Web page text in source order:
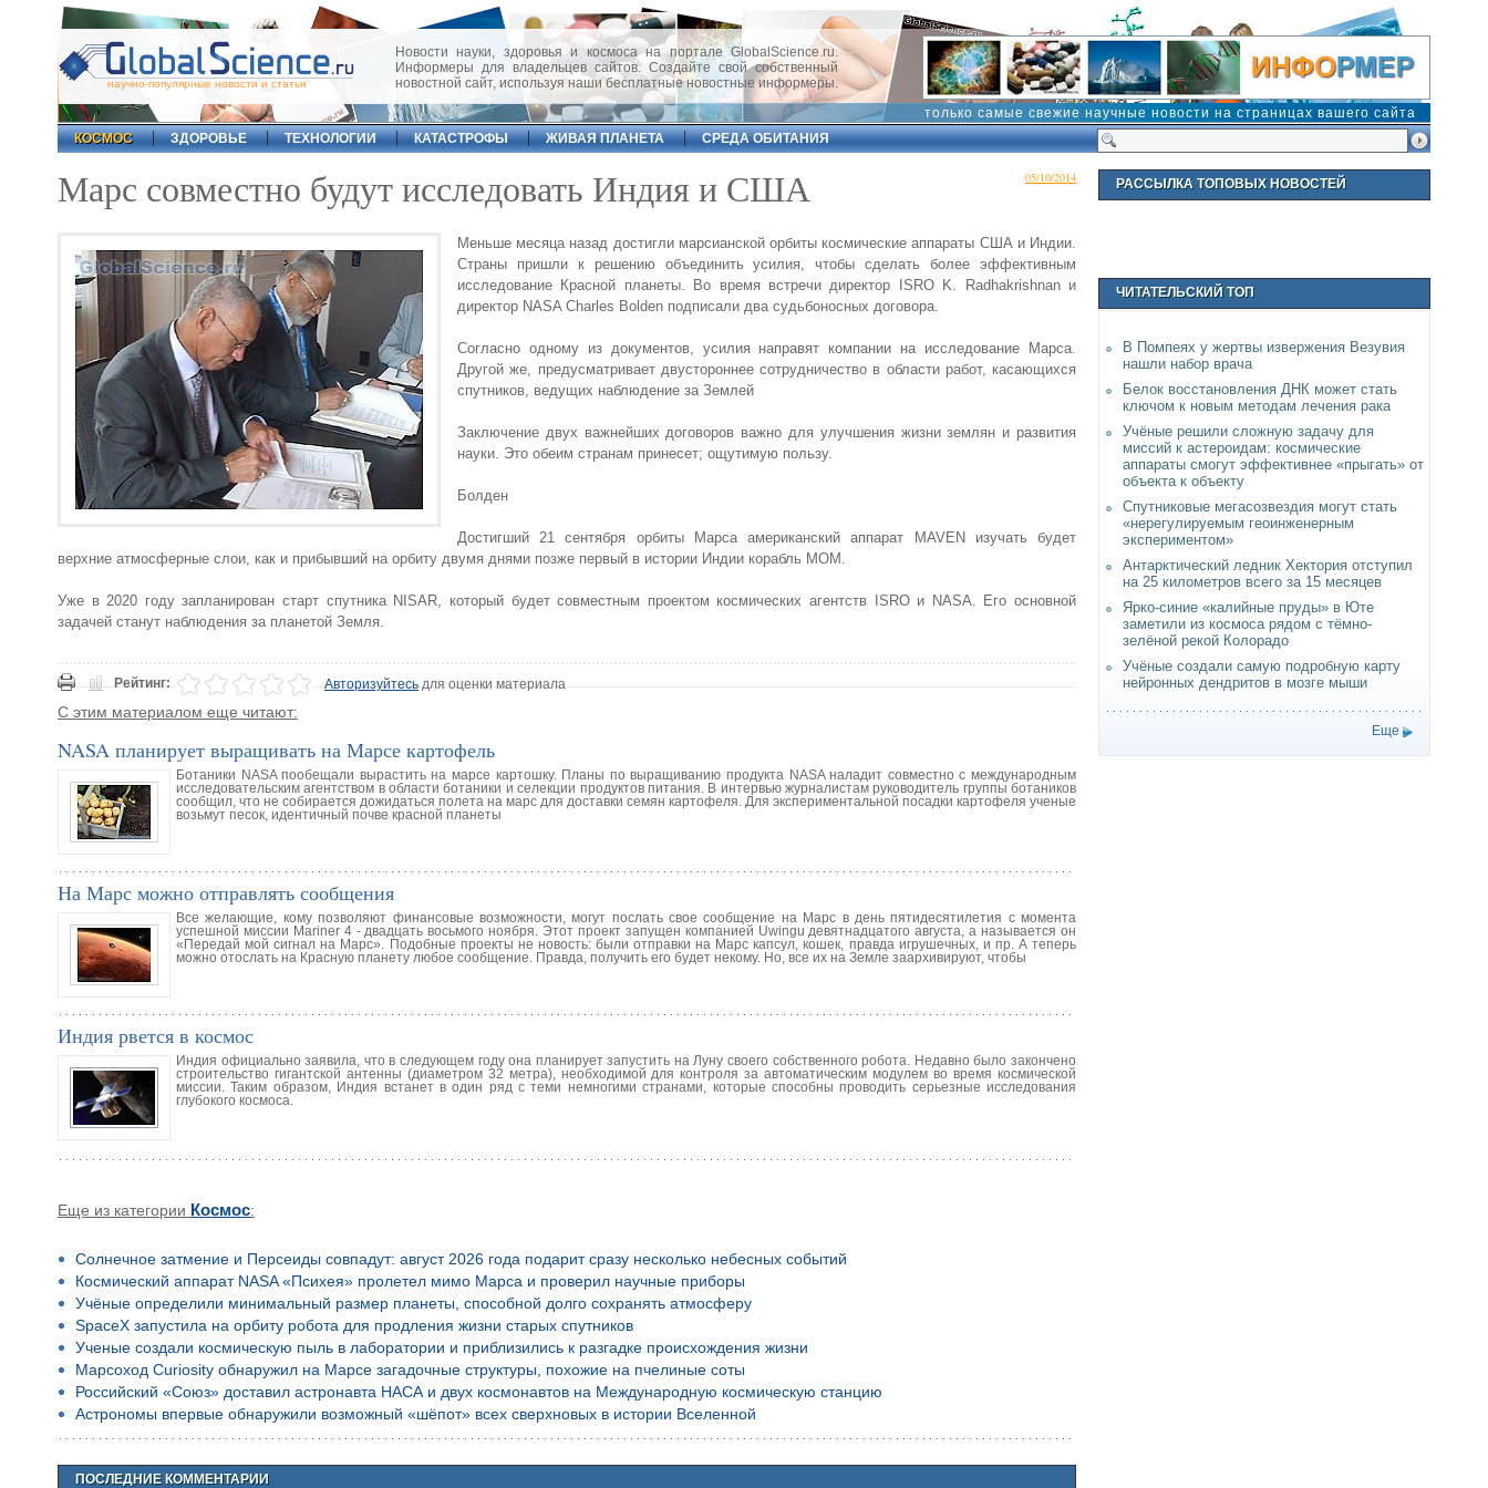
научно-популярные новости и статьи
Новости науки, здоровья и космоса на портале GlobalScience.ru.
Информеры для владельцев сайтов. Создайте свой собственный
новостной сайт, используя наши бесплатные новостные информеры.
только самые свежие научные новости на страницах вашего сайта
КОСМОС
ЗДОРОВЬЕ ТЕХНОЛОГИИ КАТАСТРОФЫ ЖИВАЯ ПЛАНЕТА СРЕДА ОБИТАНИЯ
05/10/2014
Марс совместно будут исследовать Индия и США
Меньше месяца назад достигли марсианской орбиты космические аппараты США и Индии.
Страны пришли к решению объединить усилия, чтобы сделать более эффективным
исследование Красной планеты. Во время встречи директор ISRO K. Radhakrishnan и
директор NASA Charles Bolden подписали два судьбоносных договора.
Согласно одному из документов, усилия направят компании на исследование Марса.
Другой же, предусматривает двустороннее сотрудничество в области работ, касающихся
спутников, ведущих наблюдение за Землей
Заключение двух важнейших договоров важно для улучшения жизни землян и развития
науки. Это обеим странам принесет; ощутимую пользу.
Болден
Достигший 21 сентября орбиты Марса американский аппарат MAVEN изучать будет
верхние атмосферные слои, как и прибывший на орбиту двумя днями позже первый в истории Индии корабль MOM.
Уже в 2020 году запланирован старт спутника NISAR, который будет совместным проектом космических агентств ISRO и NASA. Его основной
задачей станут наблюдения за планетой Земля.
Рейтинг: Авторизуйтесьдля оценки материала
С этим материалом еще читают:
NASA планирует выращивать на Марсе картофель
Ботаники NASA пообещали вырастить на марсе картошку. Планы по выращиванию продукта NASA наладит совместно с международным
исследовательским агентством в области ботаники и селекции продуктов питания. В интервью журналистам руководитель группы ботаников
сообщил, что не собирается дожидаться полета на марс для доставки семян картофеля. Для экспериментальной посадки картофеля ученые
возьмут песок, идентичный почве красной планеты
На Марс можно отправлять сообщения
Все желающие, кому позволяют финансовые возможности, могут послать свое сообщение на Марс в день пятидесятилетия с момента
успешной миссии Mariner 4 - двадцать восьмого ноября. Этот проект запущен компанией Uwingu девятнадцатого августа, а называется он
«Передай мой сигнал на Марс». Подобные проекты не новость: были отправки на Марс капсул, кошек, правда игрушечных, и пр. А теперь
можно отослать на Красную планету любое сообщение. Правда, получить его будет некому. Но, все их на Земле заархивируют, чтобы
Индия рвется в космос
Индия официально заявила, что в следующем году она планирует запустить на Луну своего собственного робота. Недавно было закончено
строительство гигантской антенны (диаметром 32 метра), необходимой для контроля за автоматическим модулем во время космической
миссии. Таким образом, Индия встанет в один ряд с теми немногими странами, которые способны проводить серьезные исследования
глубокого космоса.
Еще из категории Космос:
Солнечное затмение и Персеиды совпадут: август 2026 года подарит сразу несколько небесных событий
Космический аппарат NASA «Психея» пролетел мимо Марса и проверил научные приборы
Учёные определили минимальный размер планеты, способной долго сохранять атмосферу
SpaceX запустила на орбиту робота для продления жизни старых спутников
Ученые создали космическую пыль в лаборатории и приблизились к разгадке происхождения жизни
Марсоход Curiosity обнаружил на Марсе загадочные структуры, похожие на пчелиные соты
Российский «Союз» доставил астронавта НАСА и двух космонавтов на Международную космическую станцию
Астрономы впервые обнаружили возможный «шёпот» всех сверхновых в истории Вселенной
ПОСЛЕДНИЕ КОММЕНТАРИИ
РАССЫЛКА ТОПОВЫХ НОВОСТЕЙ
ЧИТАТЕЛЬСКИЙ ТОП
В Помпеях у жертвы извержения Везувия
нашли набор врача
Белок восстановления ДНК может стать
ключом к новым методам лечения рака
Учёные решили сложную задачу для
миссий к астероидам: космические
аппараты смогут эффективнее «прыгать» от
объекта к объекту
Спутниковые мегасозвездия могут стать
«нерегулируемым геоинженерным
экспериментом»
Антарктический ледник Хектория отступил
на 25 километров всего за 15 месяцев
Ярко-синие «калийные пруды» в Юте
заметили из космоса рядом с тёмно-
зелёной рекой Колорадо
Учёные создали самую подробную карту
нейронных дендритов в мозге мыши
Еще